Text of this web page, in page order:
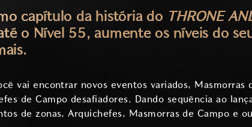
capítulo da história do THRONE
o Nível 55, aumente os níveis do
vai encontrar novos eventos variados, Masmorras
de Campo desafiadores. Dando sequência ao
de zonas, Arquichefes, Masmorras de Campo e